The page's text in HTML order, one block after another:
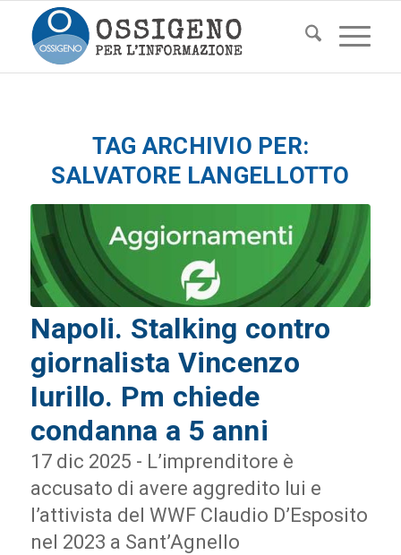
TAG ARCHIVIO PER:
SALVATORE LANGELLOTTO
Napoli. Stalking contro
giornalista Vincenzo
Iurillo. Pm chiede
condanna a 5 anni
17 dic 2025 - L’imprenditore è
accusato di avere aggredito lui e
l’attivista del WWF Claudio D’Esposito
nel 2023 a Sant’Agnello